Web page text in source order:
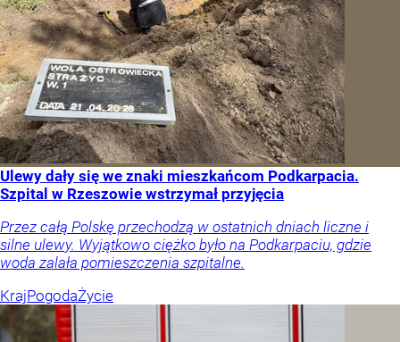
Ulewy dały się we znaki mieszkańcom Podkarpacia.
Szpital w Rzeszowie wstrzymał przyjęcia
Przez całą Polskę przechodzą w ostatnich dniach liczne i
silne ulewy. Wyjątkowo ciężko było na Podkarpaciu, gdzie
woda zalała pomieszczenia szpitalne.
KrajPogodaŻycie